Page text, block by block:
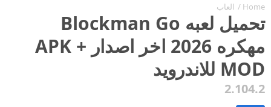
Home
/ العاب
تحميل لعبه Blockman Go
مهكره 2026 اخر اصدار APK +
MOD للاندرويد
2.104.2